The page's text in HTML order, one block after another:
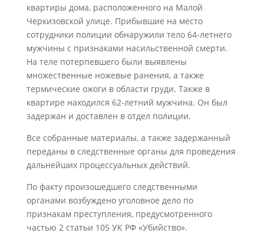
квартиры дома, расположенного на Малой
Черкизовской улице. Прибывшие на место
сотрудники полиции обнаружили тело 64-летнего
мужчины с признаками насильственной смерти.
На теле потерпевшего были выявлены
множественные ножевые ранения, а также
термические ожоги в области груди. Также в
квартире находился 62-летний мужчина. Он был
задержан и доставлен в отдел полиции.
Все собранные материалы, а также задержанный
переданы в следственные органы для проведения
дальнейших процессуальных действий.
По факту произошедшего следственными
органами возбуждено уголовное дело по
признакам преступления, предусмотренного
частью 2 статьи 105 УК РФ «Убийство».